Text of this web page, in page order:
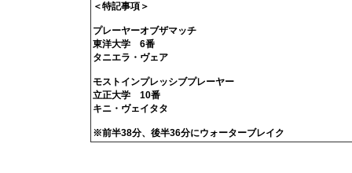
＜特記事項＞
プレーヤーオブザマッチ
東洋大学 6番
タニエラ・ヴェア
モストインプレッシブプレーヤー
立正大学 10番
キニ・ヴェイタタ
※前半38分、後半36分にウォーターブレイク